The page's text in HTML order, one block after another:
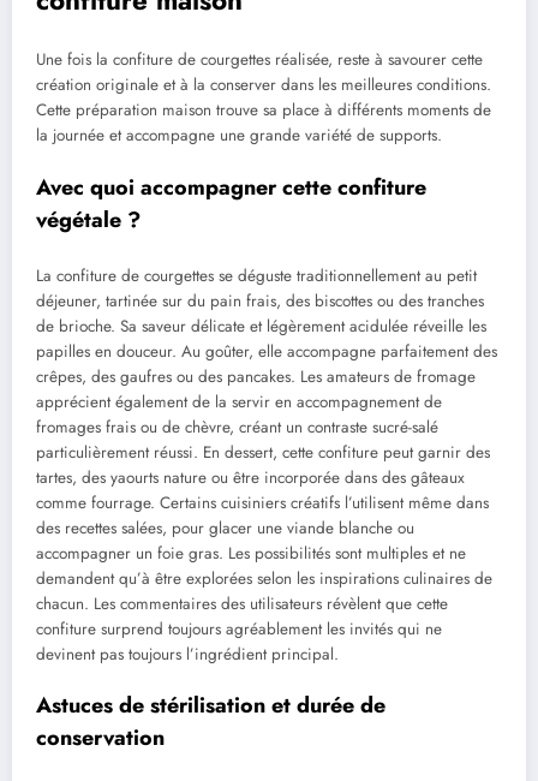
Une fois la confiture de courgettes réalisée, reste à savourer cette
création originale et à la conserver dans les meilleures conditions.
Cette préparation maison trouve sa place à différents moments de
la journée et accompagne une grande variété de supports.
Avec quoi accompagner cette confiture
végétale ?
La confiture de courgettes se déguste traditionnellement au petit
déjeuner, tartinée sur du pain frais, des biscottes ou des tranches
de brioche. Sa saveur délicate et légèrement acidulée réveille les
papilles en douceur. Au goûter, elle accompagne parfaitement des
crêpes, des gaufres ou des pancakes. Les amateurs de fromage
apprécient également de la servir en accompagnement de
fromages frais ou de chèvre, créant un contraste sucré-salé
particulièrement réussi. En dessert, cette confiture peut garnir des
tartes, des yaourts nature ou être incorporée dans des gâteaux
comme fourrage. Certains cuisiniers créatifs l’utilisent même dans
des recettes salées, pour glacer une viande blanche ou
accompagner un foie gras. Les possibilités sont multiples et ne
demandent qu’à être explorées selon les inspirations culinaires de
chacun. Les commentaires des utilisateurs révèlent que cette
confiture surprend toujours agréablement les invités qui ne
devinent pas toujours l’ingrédient principal.
Astuces de stérilisation et durée de
conservation